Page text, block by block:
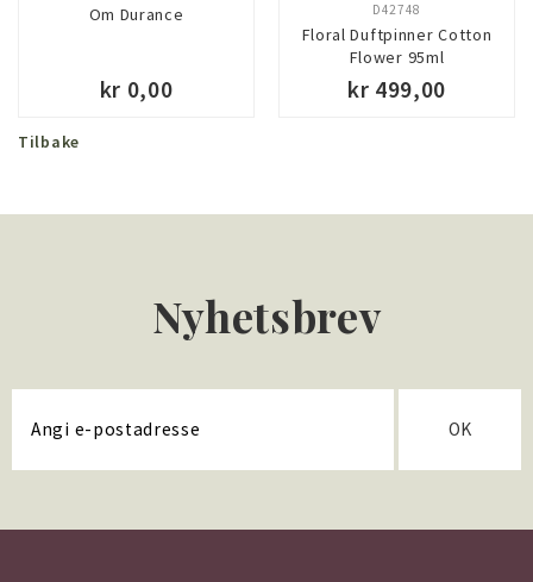
Om Durance
kr 0,00
Floral Duftpinner Cotton
Flower 95ml
D42748
kr 499,00
Tilbake
Nyhetsbrev
OK